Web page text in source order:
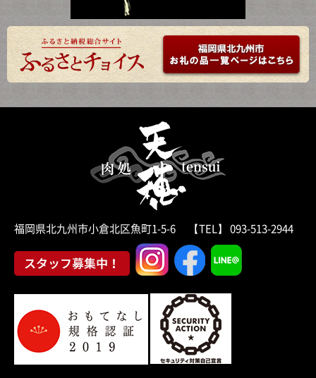
福岡県北九州市小倉北区魚町1-5-6 【TEL】 093-513-2944